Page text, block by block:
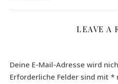
LEAVE A
Deine E-Mail-Adresse wird
Erforderliche Felder sind mit *